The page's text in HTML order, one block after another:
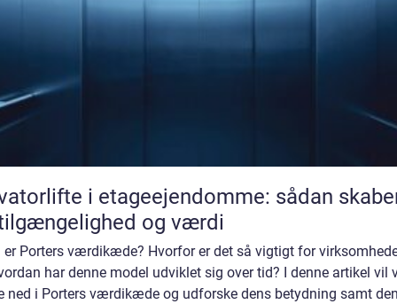
i etageejendomme: sådan
og værdi
er Porters værdikæde? Hvorfor er det så vigtigt for
har denne model udviklet sig over tid? I denne artikel vil
ned i Porters værdikæde og udforske dens betydning samt